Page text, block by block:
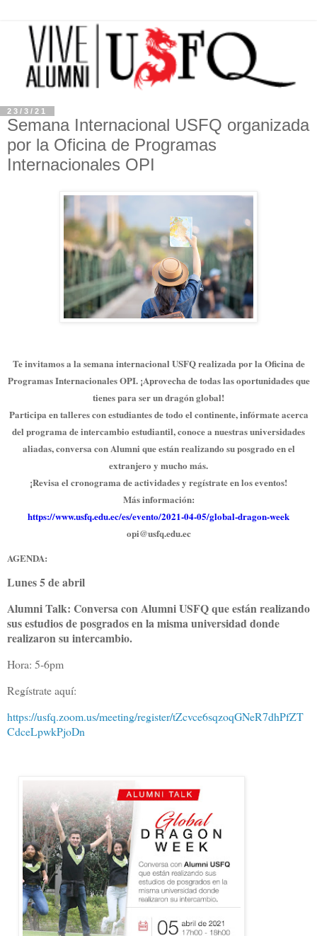
23/3/21
Semana Internacional USFQ organizada
por la Oficina de Programas
Internacionales OPI
Te invitamos a la semana internacional USFQ realizada por la Oficina de
Programas Internacionales OPI. ¡Aprovecha de todas las oportunidades que
tienes para ser un dragón global!
Participa en talleres con estudiantes de todo el continente, infórmate acerca
del programa de intercambio estudiantil, conoce a nuestras universidades
aliadas, conversa con Alumni que están realizando su posgrado en el
extranjero y mucho más.
¡Revisa el cronograma de actividades y regístrate en los eventos!
Más información:
https://www.usfq.edu.ec/es/evento/2021-04-05/global-dragon-week
opi@usfq.edu.ec
AGENDA:
Lunes 5 de abril
Alumni Talk: Conversa con Alumni USFQ que están realizando
sus estudios de posgrados en la misma universidad donde
realizaron su intercambio.
Hora: 5-6pm
Regístrate aquí:
https://usfq.zoom.us/meeting/register/tZcvce6sqzoqGNeR7dhPfZT
CdceLpwkPjoDn